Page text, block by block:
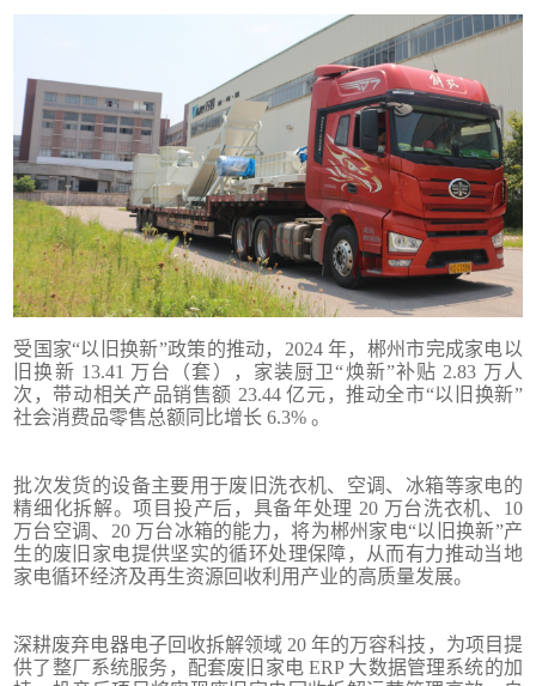
受国家“以旧换新”政策的推动，2024 年，郴州市完成家电以
旧换新 13.41 万台（套），家装厨卫“焕新”补贴 2.83 万人
次，带动相关产品销售额 23.44 亿元，推动全市“以旧换新”
社会消费品零售总额同比增长 6.3% 。
批次发货的设备主要用于废旧洗衣机、空调、冰箱等家电的
精细化拆解。项目投产后，具备年处理 20 万台洗衣机、10
万台空调、20 万台冰箱的能力，将为郴州家电“以旧换新”产
生的废旧家电提供坚实的循环处理保障，从而有力推动当地
家电循环经济及再生资源回收利用产业的高质量发展。
深耕废弃电器电子回收拆解领域 20 年的万容科技，为项目提
供了整厂系统服务，配套废旧家电 ERP 大数据管理系统的加